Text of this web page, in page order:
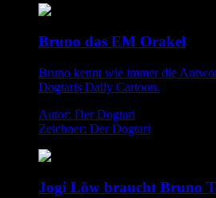
Bruno das EM Orakel
Bruno kennt wie immer die
Dogtaris Daily Cartoon.
Autor: Der Dogtari
Zeichner: Der Dogtari
Jogi Löw braucht Bruno